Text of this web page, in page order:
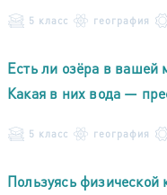
5 класс география
Есть ли озёра в вашей
Какая в них вода —
5 класс география
Пользуясь физической